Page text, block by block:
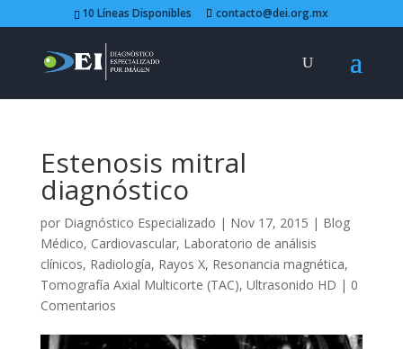
10 Líneas Disponibles contacto@dei.org.mx
Estenosis mitral
diagnóstico
por Diagnóstico Especializado | Nov 17, 2015 | Blog
Médico, Cardiovascular, Laboratorio de análisis
clínicos, Radiología, Rayos X, Resonancia magnética,
Tomografía Axial Multicorte (TAC), Ultrasonido HD | 0
Comentarios